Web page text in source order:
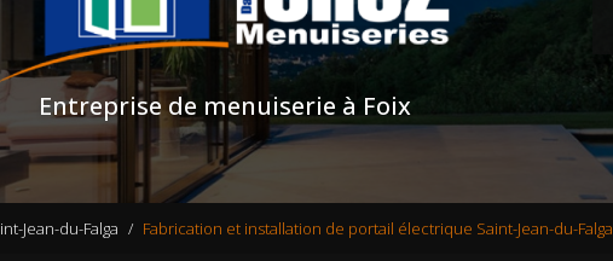
Entreprise de menuiserie à Foix
Jean-du-Falga Fabrication et installation de portail électrique Saint-Jean-du-Falga